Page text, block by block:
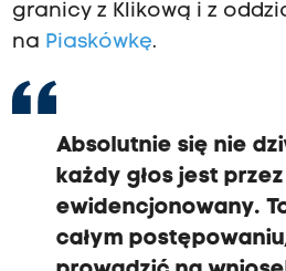
granicy z Klikową i z
na Piaskówkę.
Absolutnie się nie
każdy głos jest
ewidencjonowany.
całym